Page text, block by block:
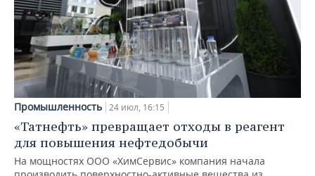
Промышленность 24 июл, 16:15
«Татнефть» превращает отходы в реагент
для повышения нефтедобычи
На мощностях ООО «ХимСервис» компания начала